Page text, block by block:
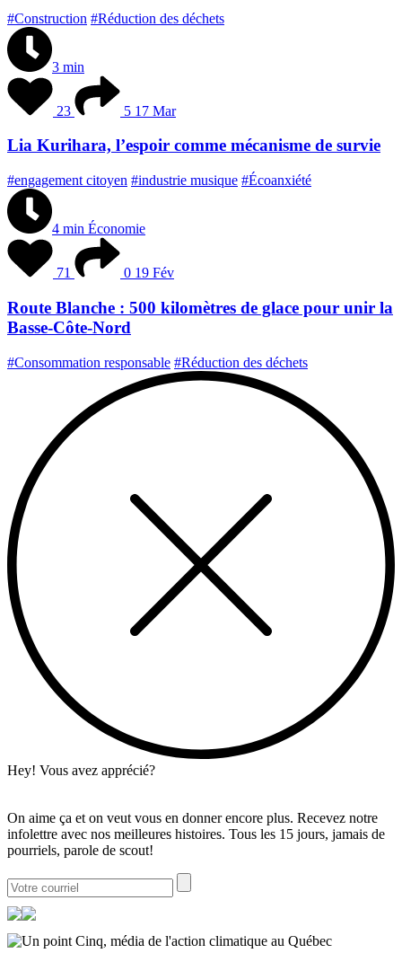
#Construction #Réduction des déchets
3 min
23 5 17 Mar
Lia Kurihara, l’espoir comme mécanisme de survie
#engagement citoyen #industrie musique #Écoanxiété
4 min Économie
71 0 19 Fév
Route Blanche : 500 kilomètres de glace pour unir la
Basse-Côte-Nord
#Consommation responsable #Réduction des déchets
Hey! Vous avez apprécié?
On aime ça et on veut vous en donner encore plus. Recevez notre
infolettre avec nos meilleures histoires. Tous les 15 jours, jamais de
pourriels, parole de scout!